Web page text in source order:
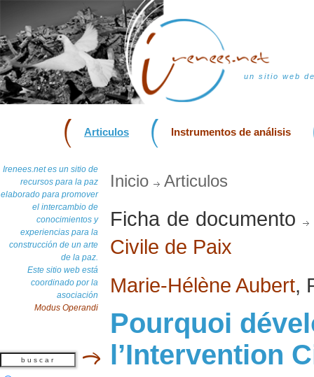
un sitio web
Articulos Instrumentos de análisis
Irenees.net es un sitio de
recursos para la paz
elaborado para promover
el intercambio de
conocimientos y
experiencias para la
construcción de un arte
de la paz.
Este sitio web está
coordinado por la
asociación
Modus Operandi
Inicio Articulos
Ficha de documento
Civile de Paix
Marie-Hélène Aubert,
Pourquoi
l’Intervention